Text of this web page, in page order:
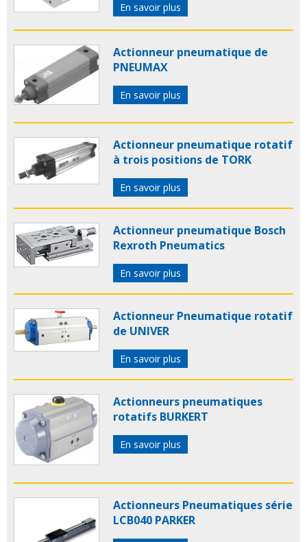
En savoir plus
Actionneur pneumatique de
PNEUMAX
En savoir plus
Actionneur pneumatique rotatif
à trois positions de TORK
En savoir plus
Actionneur pneumatique Bosch
Rexroth Pneumatics
En savoir plus
Actionneur Pneumatique rotatif
de UNIVER
En savoir plus
Actionneurs pneumatiques
rotatifs BURKERT
En savoir plus
Actionneurs Pneumatiques série
LCB040 PARKER